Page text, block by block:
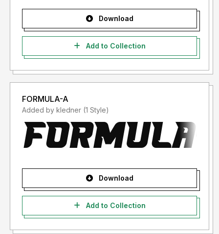
Download
Add to Collection
FORMULA-A
Added by kledner (1 Style)
Download
Add to Collection